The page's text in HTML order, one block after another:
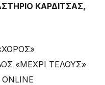
ΚΑΡΔΙΤΣΑΣ,
«ΜΕΧΡΙ ΤΕΛΟΥΣ»